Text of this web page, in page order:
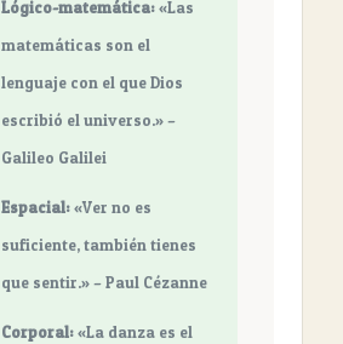
Lógico-matemática:«Las
matemáticas son el
lenguaje con el que Dios
escribió el universo.» –
Galileo Galilei
Espacial:«Ver no es
suficiente, también tienes
que sentir.» – Paul Cézanne
Corporal:«La danza es el